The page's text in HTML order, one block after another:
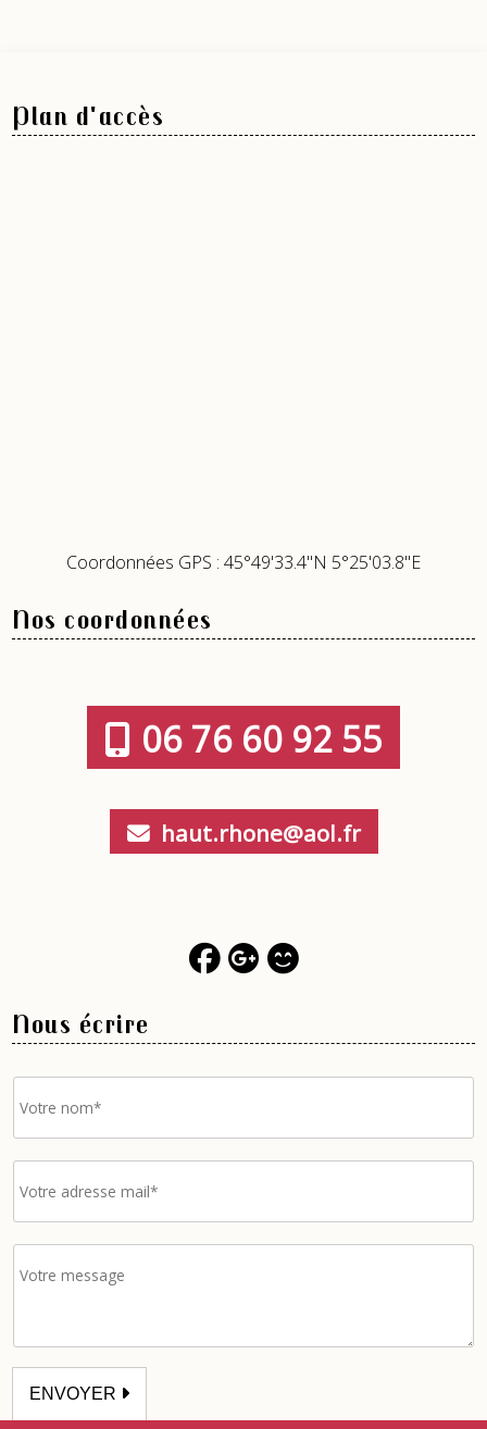
Plan d'accès
Coordonnées GPS : 45°49'33.4"N 5°25'03.8"E
Nos coordonnées
06 76 60 92 55
haut.rhone@aol.fr
Nous écrire
ENVOYER